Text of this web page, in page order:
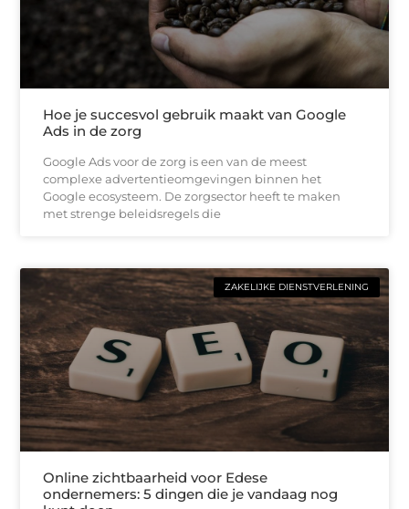
Hoe je succesvol gebruik maakt van Google
Ads in de zorg
Google Ads voor de zorg is een van de meest
complexe advertentieomgevingen binnen het
Google ecosysteem. De zorgsector heeft te maken
met strenge beleidsregels die
ZAKELIJKE DIENSTVERLENING
Online zichtbaarheid voor Edese
ondernemers: 5 dingen die je vandaag nog